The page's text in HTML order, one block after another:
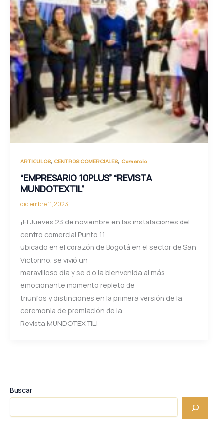
ARTICULOS, CENTROS COMERCIALES, Comercio
“EMPRESARIO 10PLUS” “REVISTA
MUNDOTEXTIL”
diciembre 11, 2023
¡El Jueves 23 de noviembre en las instalaciones del
centro comercial Punto 11
ubicado en el corazón de Bogotá en el sector de San
Victorino, se vivió un
maravilloso día y se dio la bienvenida al más
emocionante momento repleto de
triunfos y distinciones en la primera versión de la
ceremonia de premiación de la
Revista MUNDOTEXTIL!
Buscar